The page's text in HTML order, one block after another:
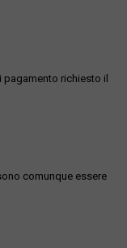
richiesto il
comunque essere